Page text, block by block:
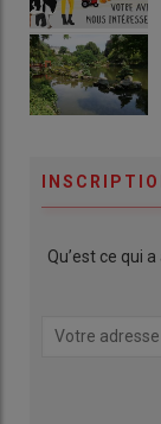
Qu’est ce qui